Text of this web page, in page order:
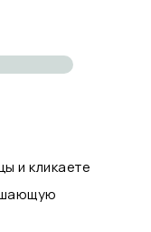
и кликаете